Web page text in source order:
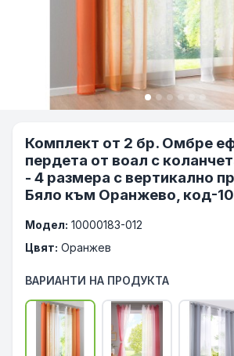
Комплект от 2 бр. Омбре
пердета от воал с
- 4 размера с вертикално
Бяло към Оранжево, код-
Модел: 10000183-012
Цвят: Оранжев
ВАРИАНТИ НА ПРОДУКТА